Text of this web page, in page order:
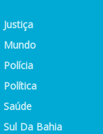
Justiça
Mundo
Polícia
Política
Saúde
Sul Da Bahia